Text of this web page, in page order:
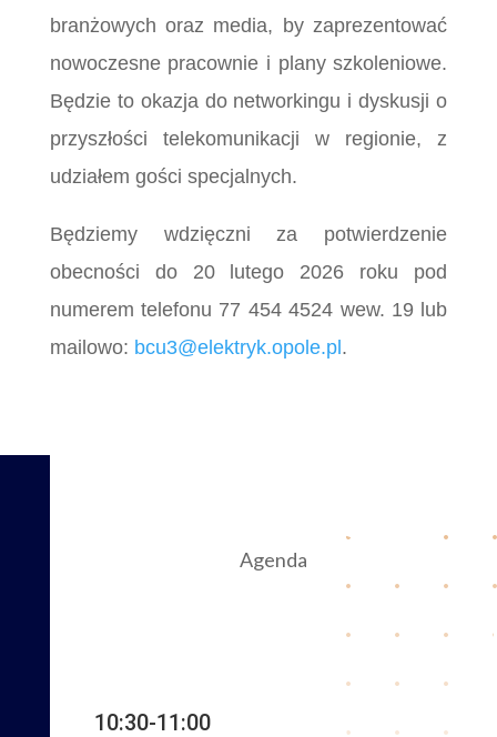
branżowych oraz media, by zaprezentować
nowoczesne pracownie i plany szkoleniowe.
Będzie to okazja do networkingu i dyskusji o
przyszłości telekomunikacji w regionie, z
udziałem gości specjalnych.
Będziemy wdzięczni za potwierdzenie
obecności do 20 lutego 2026 roku pod
numerem telefonu 77 454 4524 wew. 19 lub
mailowo: bcu3@elektryk.opole.pl.
Agenda
10:30-11:00